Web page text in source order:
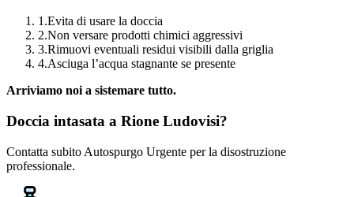
1.Evita di usare la doccia
2.Non versare prodotti chimici aggressivi
3.Rimuovi eventuali residui visibili dalla griglia
4.Asciuga l’acqua stagnante se presente
Arriviamo noi a sistemare tutto.
Doccia intasata a Rione Ludovisi?
Contatta subito Autospurgo Urgente per la disostruzione
professionale.